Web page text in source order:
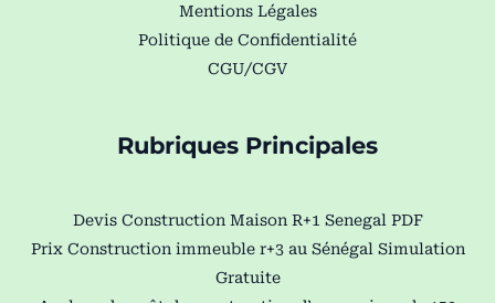
Mentions Légales
Politique de Confidentialité
CGU/CGV
Rubriques Principales
Devis Construction Maison R+1 Senegal PDF
Prix Construction immeuble r+3 au Sénégal Simulation
Gratuite